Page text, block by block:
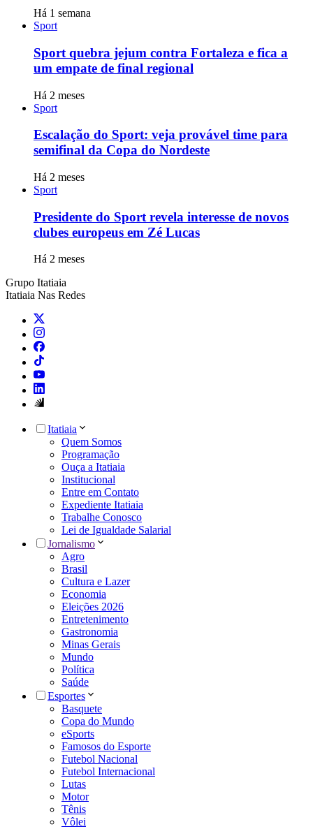
Há 1 semana
Sport
Sport quebra jejum contra Fortaleza e fica a
um empate de final regional
Há 2 meses
Sport
Escalação do Sport: veja provável time para
semifinal da Copa do Nordeste
Há 2 meses
Sport
Presidente do Sport revela interesse de novos
clubes europeus em Zé Lucas
Há 2 meses
Grupo Itatiaia
Itatiaia Nas Redes
Itatiaia
Quem Somos
Programação
Ouça a Itatiaia
Institucional
Entre em Contato
Expediente Itatiaia
Trabalhe Conosco
Lei de Igualdade Salarial
Jornalismo
Agro
Brasil
Cultura e Lazer
Economia
Eleições 2026
Entretenimento
Gastronomia
Minas Gerais
Mundo
Política
Saúde
Esportes
Basquete
Copa do Mundo
eSports
Famosos do Esporte
Futebol Nacional
Futebol Internacional
Lutas
Motor
Tênis
Vôlei